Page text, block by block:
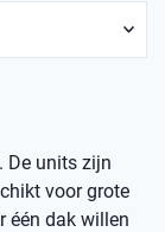
De units zijn
voor grote
één dak willen